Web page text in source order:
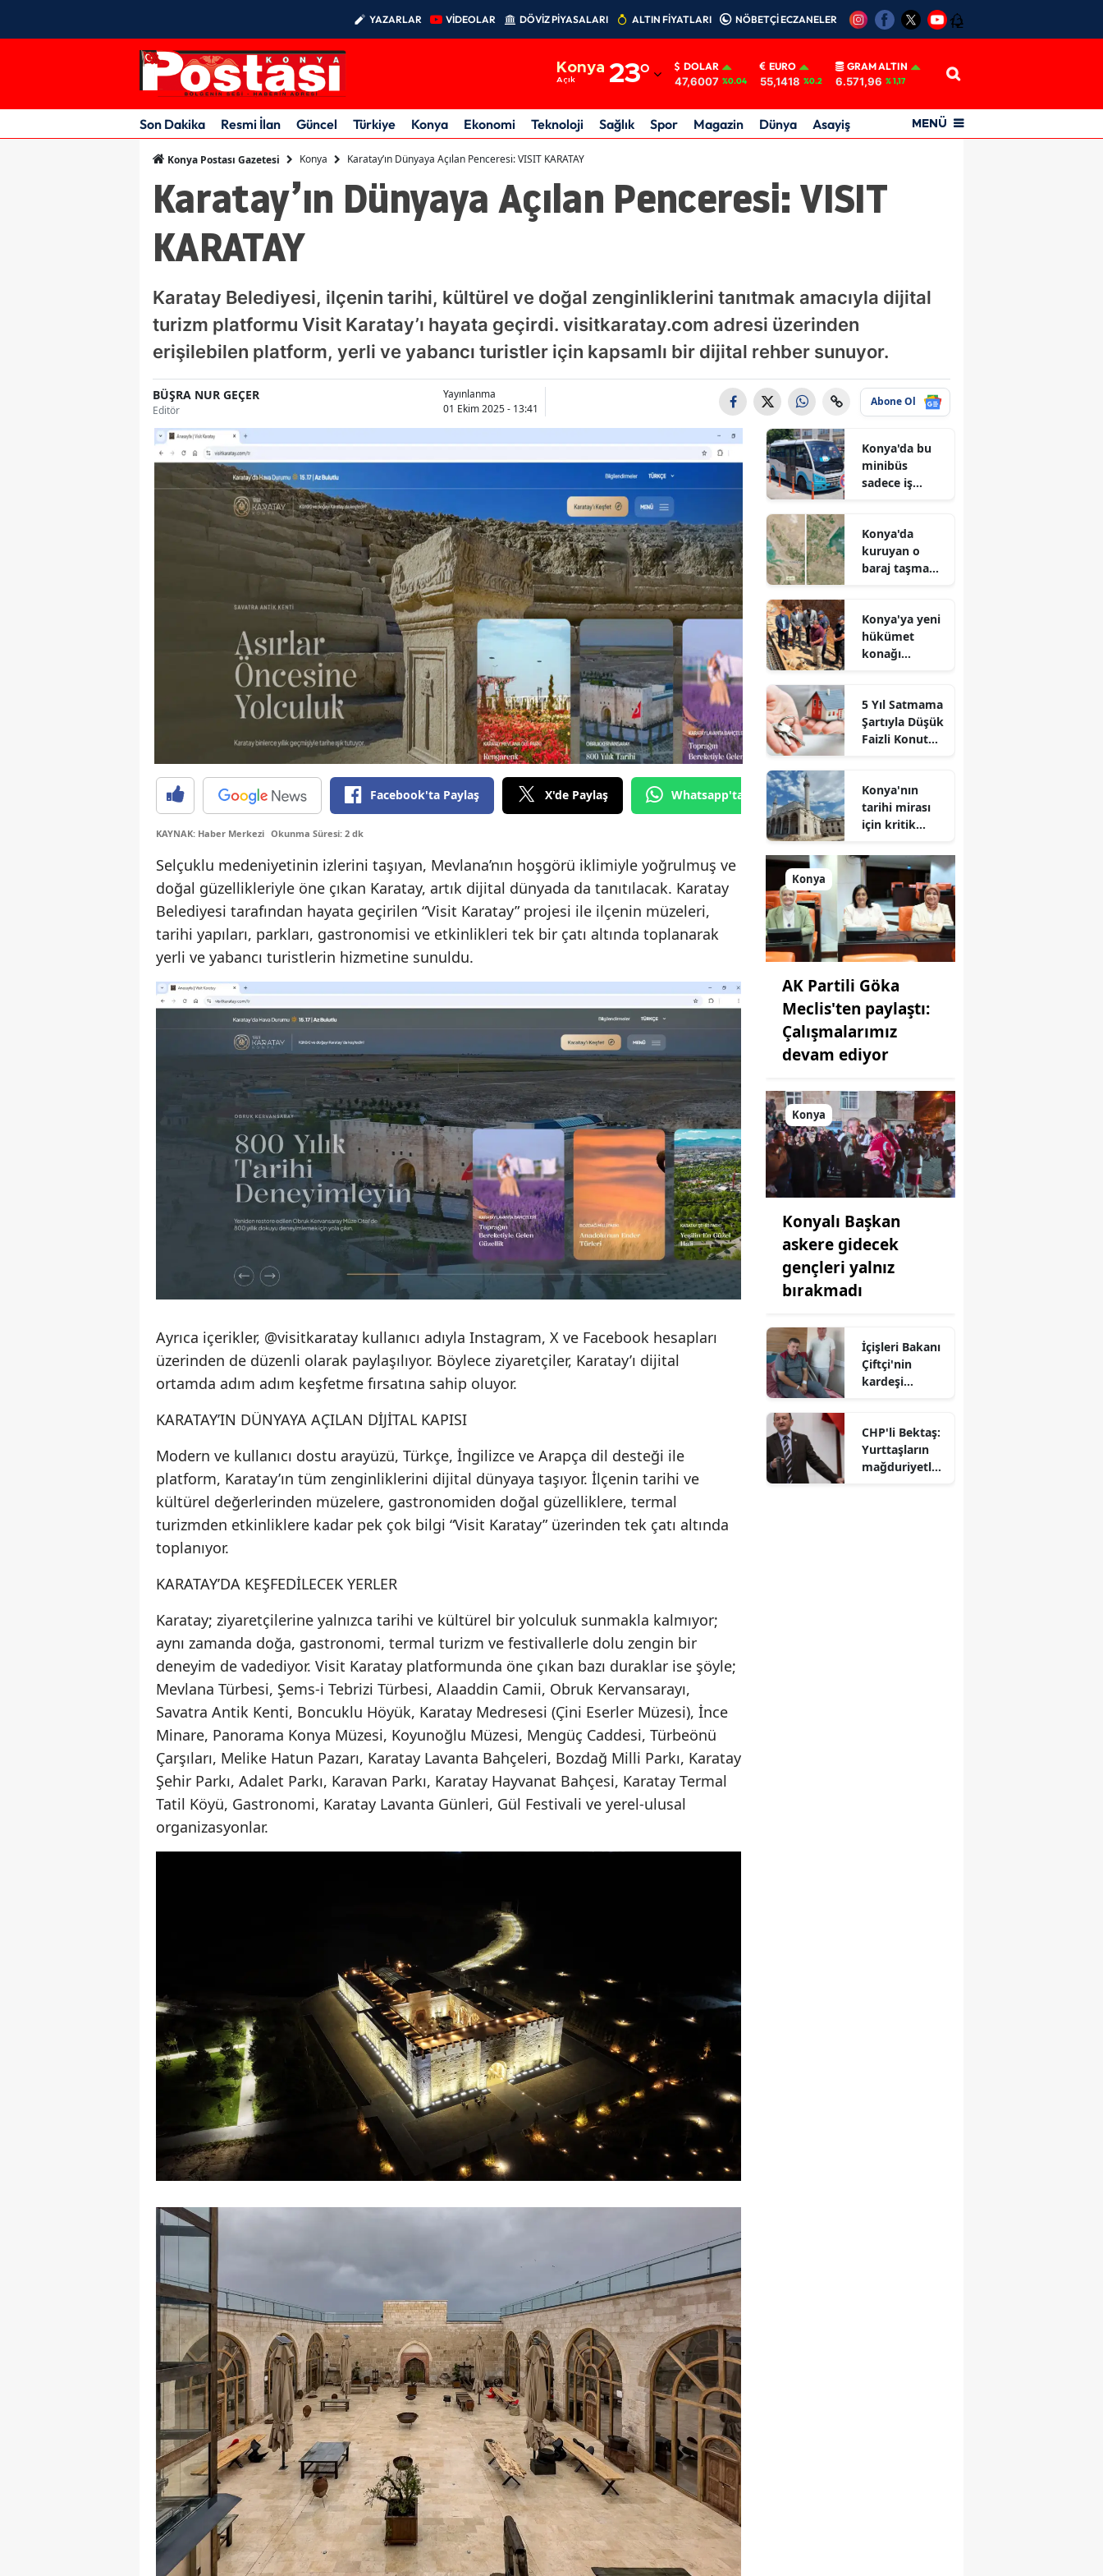
YAZARLAR VİDEOLAR DÖVİZ PİYASALARI ALTIN FİYATLARI NÖBETÇİ ECZANELER 12
Konya
Açık 23°
Adıyaman
Afyonkarahisar
Ankara
Aydın
Balıkesir
Bolu
Burdur
Bursa
Çanakkale
Çankırı
Çorum
Denizli
Diyarbakır
Edirne
Elazığ
Erzurum
Eskişehir
Gaziantep
Gümüşhane
Hakkari
Hatay
Isparta
Mersin
İstanbul
İzmir
Kars
Kastamonu
Kayseri
Kırklareli
Kırşehir
Kütahya
Malatya
Manisa
Muş
Nevşehir
Niğde
Ordu
Rize
Tekirdağ
Tokat
Trabzon
Tunceli
Şanlıurfa
Van
Zonguldak
Aksaray
Bayburt
Karaman
Kırıkkale
Batman
Şırnak
Bartın
Ardahan
DOLAR
47,6007 %0.04
EURO
55,1418 %0.2
GRAM ALTIN
6.571,96 % 1,17
Son Dakika Resmi İlan Güncel Türkiye Konya Ekonomi Teknoloji Sağlık Spor Magazin Dünya Asayiş MENÜ
Konya Postası Gazetesi Konya Karatay’ın Dünyaya Açılan Penceresi: VISIT KARATAY
Karatay’ın Dünyaya Açılan Penceresi: VISIT
KARATAY
Karatay Belediyesi, ilçenin tarihi, kültürel ve doğal zenginliklerini tanıtmak amacıyla dijital
turizm platformu Visit Karatay’ı hayata geçirdi. visitkaratay.com adresi üzerinden
erişilebilen platform, yerli ve yabancı turistler için kapsamlı bir dijital rehber sunuyor.
BÜŞRA NUR GEÇER
Editör
Yayınlanma
01 Ekim 2025 - 13:41
Abone Ol
Facebook'ta Paylaş X'de Paylaş Whatsapp'tan Gönder
KAYNAK: Haber Merkezi Okunma Süresi: 2 dk
Selçuklu medeniyetinin izlerini taşıyan, Mevlana’nın hoşgörü iklimiyle yoğrulmuş ve
doğal güzellikleriyle öne çıkan Karatay, artık dijital dünyada da tanıtılacak. Karatay
Belediyesi tarafından hayata geçirilen “Visit Karatay” projesi ile ilçenin müzeleri,
tarihi yapıları, parkları, gastronomisi ve etkinlikleri tek bir çatı altında toplanarak
yerli ve yabancı turistlerin hizmetine sunuldu.
Ayrıca içerikler, @visitkaratay kullanıcı adıyla Instagram, X ve Facebook hesapları
üzerinden de düzenli olarak paylaşılıyor. Böylece ziyaretçiler, Karatay’ı dijital
ortamda adım adım keşfetme fırsatına sahip oluyor.
KARATAY’IN DÜNYAYA AÇILAN DİJİTAL KAPISI
Modern ve kullanıcı dostu arayüzü, Türkçe, İngilizce ve Arapça dil desteği ile
platform, Karatay’ın tüm zenginliklerini dijital dünyaya taşıyor. İlçenin tarihi ve
kültürel değerlerinden müzelere, gastronomiden doğal güzelliklere, termal
turizmden etkinliklere kadar pek çok bilgi “Visit Karatay” üzerinden tek çatı altında
toplanıyor.
KARATAY’DA KEŞFEDİLECEK YERLER
Karatay; ziyaretçilerine yalnızca tarihi ve kültürel bir yolculuk sunmakla kalmıyor;
aynı zamanda doğa, gastronomi, termal turizm ve festivallerle dolu zengin bir
deneyim de vadediyor. Visit Karatay platformunda öne çıkan bazı duraklar ise şöyle;
Mevlana Türbesi, Şems-i Tebrizi Türbesi, Alaaddin Camii, Obruk Kervansarayı,
Savatra Antik Kenti, Boncuklu Höyük, Karatay Medresesi (Çini Eserler Müzesi), İnce
Minare, Panorama Konya Müzesi, Koyunoğlu Müzesi, Mengüç Caddesi, Türbeönü
Çarşıları, Melike Hatun Pazarı, Karatay Lavanta Bahçeleri, Bozdağ Milli Parkı, Karatay
Şehir Parkı, Adalet Parkı, Karavan Parkı, Karatay Hayvanat Bahçesi, Karatay Termal
Tatil Köyü, Gastronomi, Karatay Lavanta Günleri, Gül Festivali ve yerel-ulusal
organizasyonlar.
Konya'da bu
minibüs
sadece iş
Konya'da
kuruyan o
baraj taşma
Konya'ya yeni
hükümet
konağı
5 Yıl Satmama
Şartıyla Düşük
Faizli Konut
Konya'nın
tarihi mirası
için kritik
durum
açıklandı
Konya
AK Partili Göka
Meclis'ten paylaştı:
Çalışmalarımız
devam ediyor
Konya
Konyalı Başkan
askere gidecek
gençleri yalnız
bırakmadı
İçişleri Bakanı
Çiftçi'nin
kardeşi
CHP'li Bektaş:
Yurttaşların
mağduriyetler